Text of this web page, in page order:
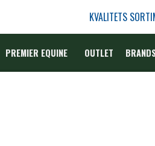
KVALITETS
PREMIER EQUINE OUTLET